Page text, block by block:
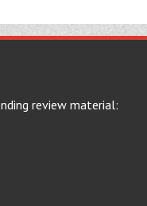
review material: